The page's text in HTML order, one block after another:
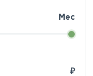
₽
Мес